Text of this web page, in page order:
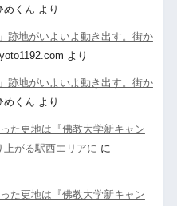
めくん より
跡地がいよいよ動き出す。街か
より
跡地がいよいよ動き出す。街か
めくん より
た更地は『佛教大学新キャン
がる駅西エリアに に
た更地は『佛教大学新キャン